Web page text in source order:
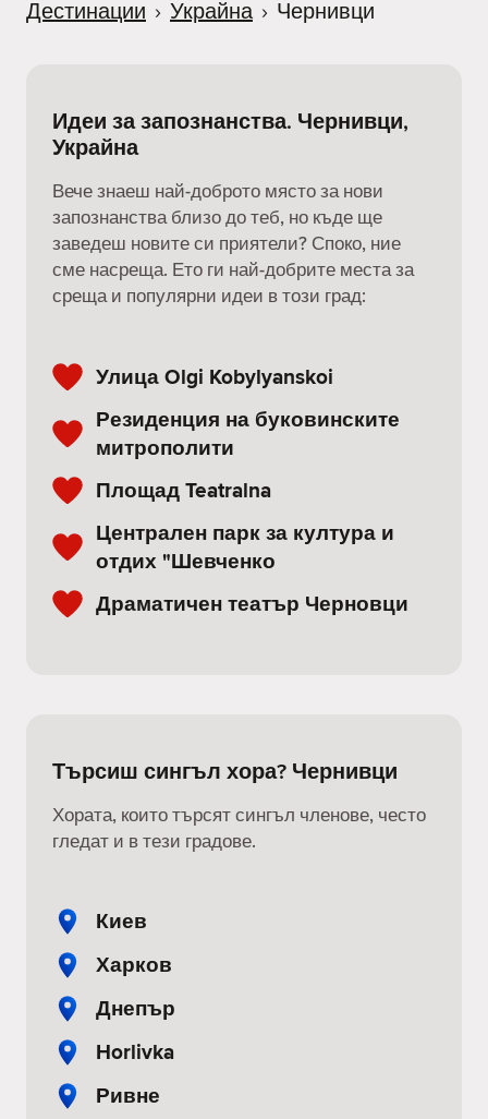
Дестинации › Украйна › Чернивци
Идеи за запознанства. Чернивци,
Украйна
Вече знаеш най-доброто място за нови
запознанства близо до теб, но къде ще
заведеш новите си приятели? Споко, ние
сме насреща. Ето ги най-добрите места за
среща и популярни идеи в този град:
Улица Olgi Kobylyanskoi
Резиденция на буковинските
митрополити
Площад Teatralna
Централен парк за култура и
отдих "Шевченко
Драматичен театър Черновци
Търсиш сингъл хора? Чернивци
Хората, които търсят сингъл членове, често
гледат и в тези градове.
Киев
Харков
Днепър
Horlivka
Ривне